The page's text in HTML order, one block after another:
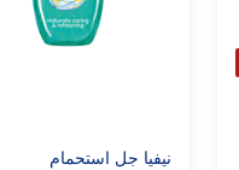
نيفيا جل استحمام